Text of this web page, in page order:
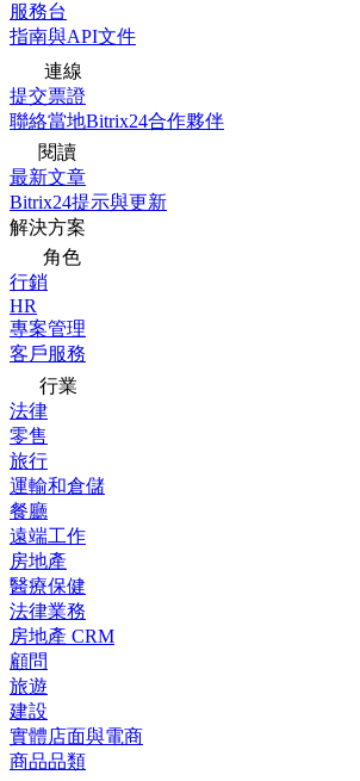
服務台
指南與API文件
連線
提交票證
聯絡當地Bitrix24合作夥伴
閱讀
最新文章
Bitrix24提示與更新
解決方案
角色
行銷
HR
專案管理
客戶服務
行業
法律
零售
旅行
運輸和倉儲
餐廳
遠端工作
房地產
醫療保健
法律業務
房地產 CRM
顧問
旅遊
建設
實體店面與電商
商品品類